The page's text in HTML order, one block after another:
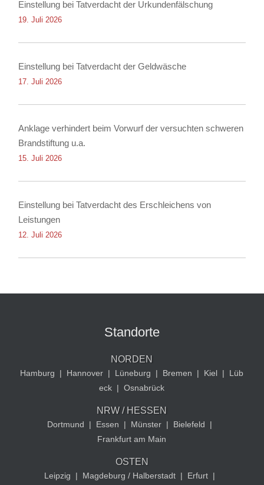
Einstellung bei Tatverdacht der Urkundenfälschung
19. Juli 2026
Einstellung bei Tatverdacht der Geldwäsche
17. Juli 2026
Anklage verhindert beim Vorwurf der versuchten schweren
Brandstiftung u.a.
15. Juli 2026
Einstellung bei Tatverdacht des Erschleichens von
Leistungen
12. Juli 2026
Standorte
NORDEN
Hamburg | Hannover | Lüneburg | Bremen | Kiel |
Lüb
eck | Osnabrück
NRW / HESSEN
Dortmund | Essen | Münster | Bielefeld
|
Frankfurt am Main
OSTEN
Leipzig | Magdeburg / Halberstadt | Erfurt |